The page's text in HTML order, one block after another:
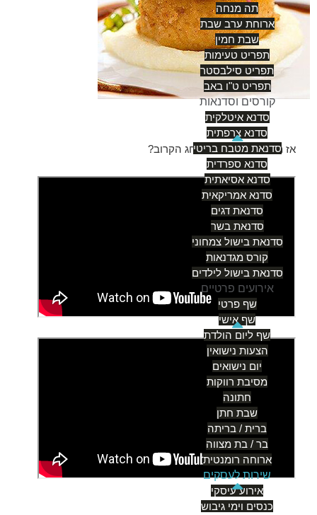
תה מנחה
ארוחת ערב שבת
שבת חמין
תפריט טעימות
תפריט סילבסטר
תפריט ט"ו באב
קורסים וסדנאות
סדנא איטלקית
סדנא צרפתית
סדנאת מטבח בריטי
סדנא ספרדית
סדנא אסיאתית
סדנא אמריקאית
סדנאת דגים
סדנאת בשר
סדנאת בישול צמחוני
קורס מגדנאות
סדנאת בישול לילדים
אירועים פרטיים
שף פרטי
שף אישי
שף ליום הולדת
הצעות נישואין
יום נישואים
מסיבת רווקות
חתונה
שבת חתן
ברית / בריתה
בר / בת מצווה
ארוחה רומנטית
שירות לעסקים
אירוע עיסקי
כנסים וימי גיבוש
אז מה אתם מתכננים לחג הקרוב?